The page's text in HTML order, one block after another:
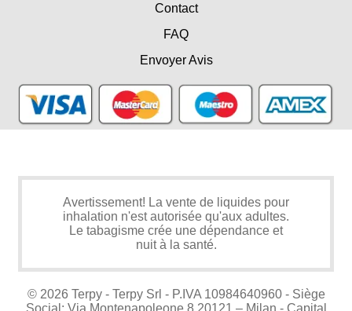
Contact
FAQ
Envoyer Avis
Avertissement! La vente de liquides pour
inhalation n'est autorisée qu'aux adultes.
Le tabagisme crée une dépendance et
nuit à la santé.
© 2026 Terpy - Terpy Srl - P.IVA 10984640960 - Siège